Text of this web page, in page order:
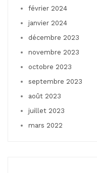
février 2024
janvier 2024
décembre 2023
novembre 2023
octobre 2023
septembre 2023
août 2023
juillet 2023
mars 2022